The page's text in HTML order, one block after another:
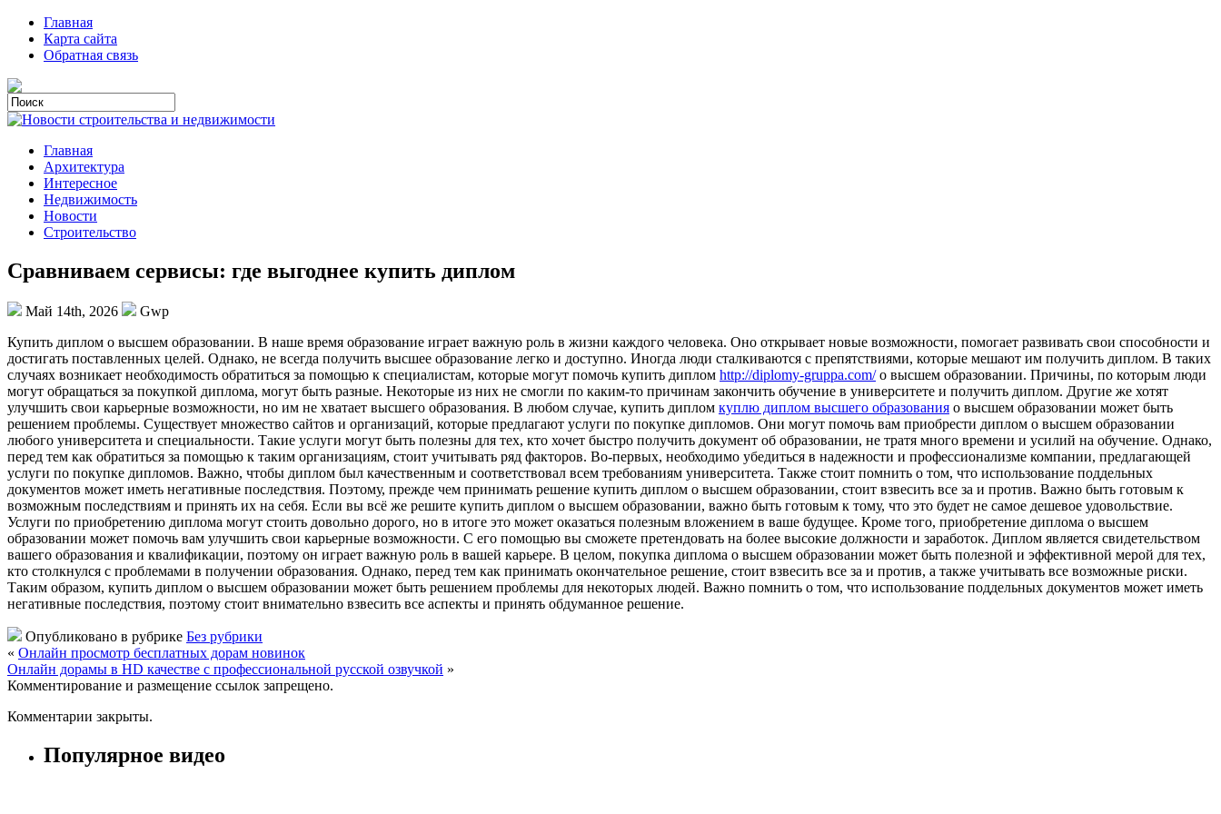
Главная
Карта сайта
Обратная связь
Главная
Архитектура
Интересное
Недвижимость
Новости
Строительство
Сравниваем сервисы: где выгоднее купить диплом
Май 14th, 2026
Gwp
Купить диплoм o высшeм oбрaзoвaнии. В наше время образование играет важную роль в жизни каждого человека. Оно открывает новые возможности, помогает развивать свои способности и
достигать поставленных целей. Однако, не всегда получить высшее образование легко и доступно. Иногда люди сталкиваются с препятствиями, которые мешают им получить диплом. В таких
случаях возникает необходимость обратиться за помощью к специалистам, которые могут помочь купить диплом http://diplomy-gruppa.com/о высшем образовании. Причины, по которым люди
могут обращаться за покупкой диплома, могут быть разные. Некоторые из них не смогли по каким-то причинам закончить обучение в университете и получить диплом. Другие же хотят
улучшить свои карьерные возможности, но им не хватает высшего образования. В любом случае, купить диплом куплю диплом высшего образования о высшем образовании может быть
решением проблемы. Существует множество сайтов и организаций, которые предлагают услуги по покупке дипломов. Они могут помочь вам приобрести диплом о высшем образовании
любого университета и специальности. Такие услуги могут быть полезны для тех, кто хочет быстро получить документ об образовании, не тратя много времени и усилий на обучение. Однако,
перед тем как обратиться за помощью к таким организациям, стоит учитывать ряд факторов. Во-первых, необходимо убедиться в надежности и профессионализме компании, предлагающей
услуги по покупке дипломов. Важно, чтобы диплом был качественным и соответствовал всем требованиям университета. Также стоит помнить о том, что использование поддельных
документов может иметь негативные последствия. Поэтому, прежде чем принимать решение купить диплом о высшем образовании, стоит взвесить все за и против. Важно быть готовым к
возможным последствиям и принять их на себя. Если вы всё же решите купить диплом о высшем образовании, важно быть готовым к тому, что это будет не самое дешевое удовольствие.
Услуги по приобретению диплома могут стоить довольно дорого, но в итоге это может оказаться полезным вложением в ваше будущее. Кроме того, приобретение диплома о высшем
образовании может помочь вам улучшить свои карьерные возможности. С его помощью вы сможете претендовать на более высокие должности и заработок. Диплом является свидетельством
вашего образования и квалификации, поэтому он играет важную роль в вашей карьере. В целом, покупка диплома о высшем образовании может быть полезной и эффективной мерой для тех,
кто столкнулся с проблемами в получении образования. Однако, перед тем как принимать окончательное решение, стоит взвесить все за и против, а также учитывать все возможные риски.
Таким образом, купить диплом о высшем образовании может быть решением проблемы для некоторых людей. Важно помнить о том, что использование поддельных документов может иметь
негативные последствия, поэтому стоит внимательно взвесить все аспекты и принять обдуманное решение.
Опубликовано в рубрике Без рубрики
« Онлайн просмотр бесплатных дорам новинок
Онлайн дорамы в HD качестве с профессиональной русской озвучкой »
Комментирование и размещение ссылок запрещено.
Комментарии закрыты.
Популярное видео